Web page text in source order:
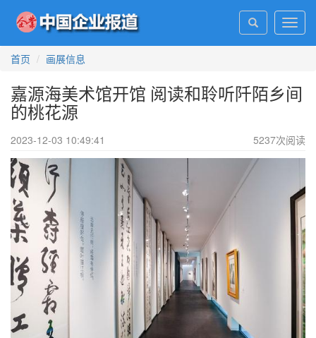
首页
画展信息
嘉源海美术馆开馆 阅读和聆听阡陌乡间
的桃花源
2023-12-03 10:49:41 5237次阅读